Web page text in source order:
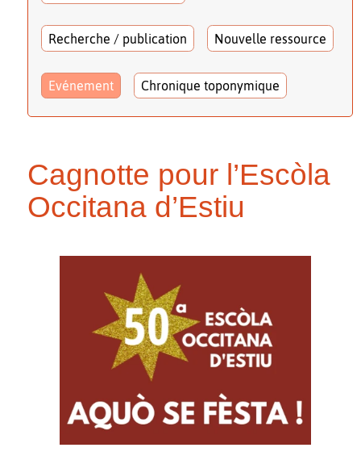
Recherche / publication Nouvelle ressource
Evénement Chronique toponymique
Cagnotte pour l’Escòla
Occitana d’Estiu